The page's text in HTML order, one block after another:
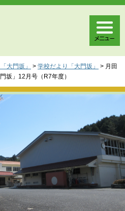
大門坂」 > 学校だより「大門坂」 > 月田
」12月号（R7年度）